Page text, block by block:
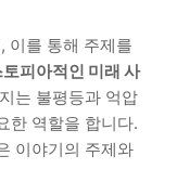
이를 통해 주제를
피아적인 미래 사
는 불평등과 억압
한 역할을 합니다.
이야기의 주제와